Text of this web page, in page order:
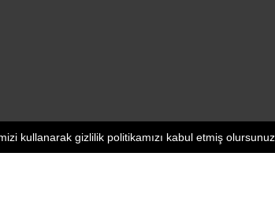
kullanarak gizlilik politikamızı kabul etmiş olursunuz.